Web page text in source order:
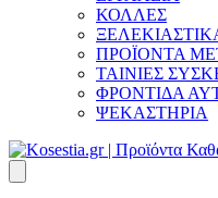
ΚΟΛΛΕΣ
ΠΡΟΪΟΝΤΑ
ΤΑΙΝΙΕΣ
ΦΡΟΝΤΙΔΑ
ΨΕΚΑΣΤΗΡΙΑ